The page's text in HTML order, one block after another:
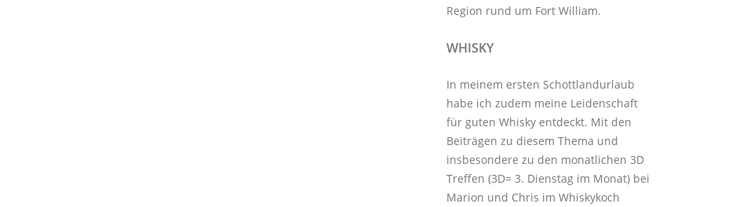
Region rund um Fort William.
WHISKY
In meinem ersten Schottlandurlaub
habe ich zudem meine Leidenschaft
für guten Whisky entdeckt. Mit den
Beiträgen zu diesem Thema und
insbesondere zu den monatlichen 3D
Treffen (3D= 3. Dienstag im Monat) bei
Marion und Chris im Whiskykoch